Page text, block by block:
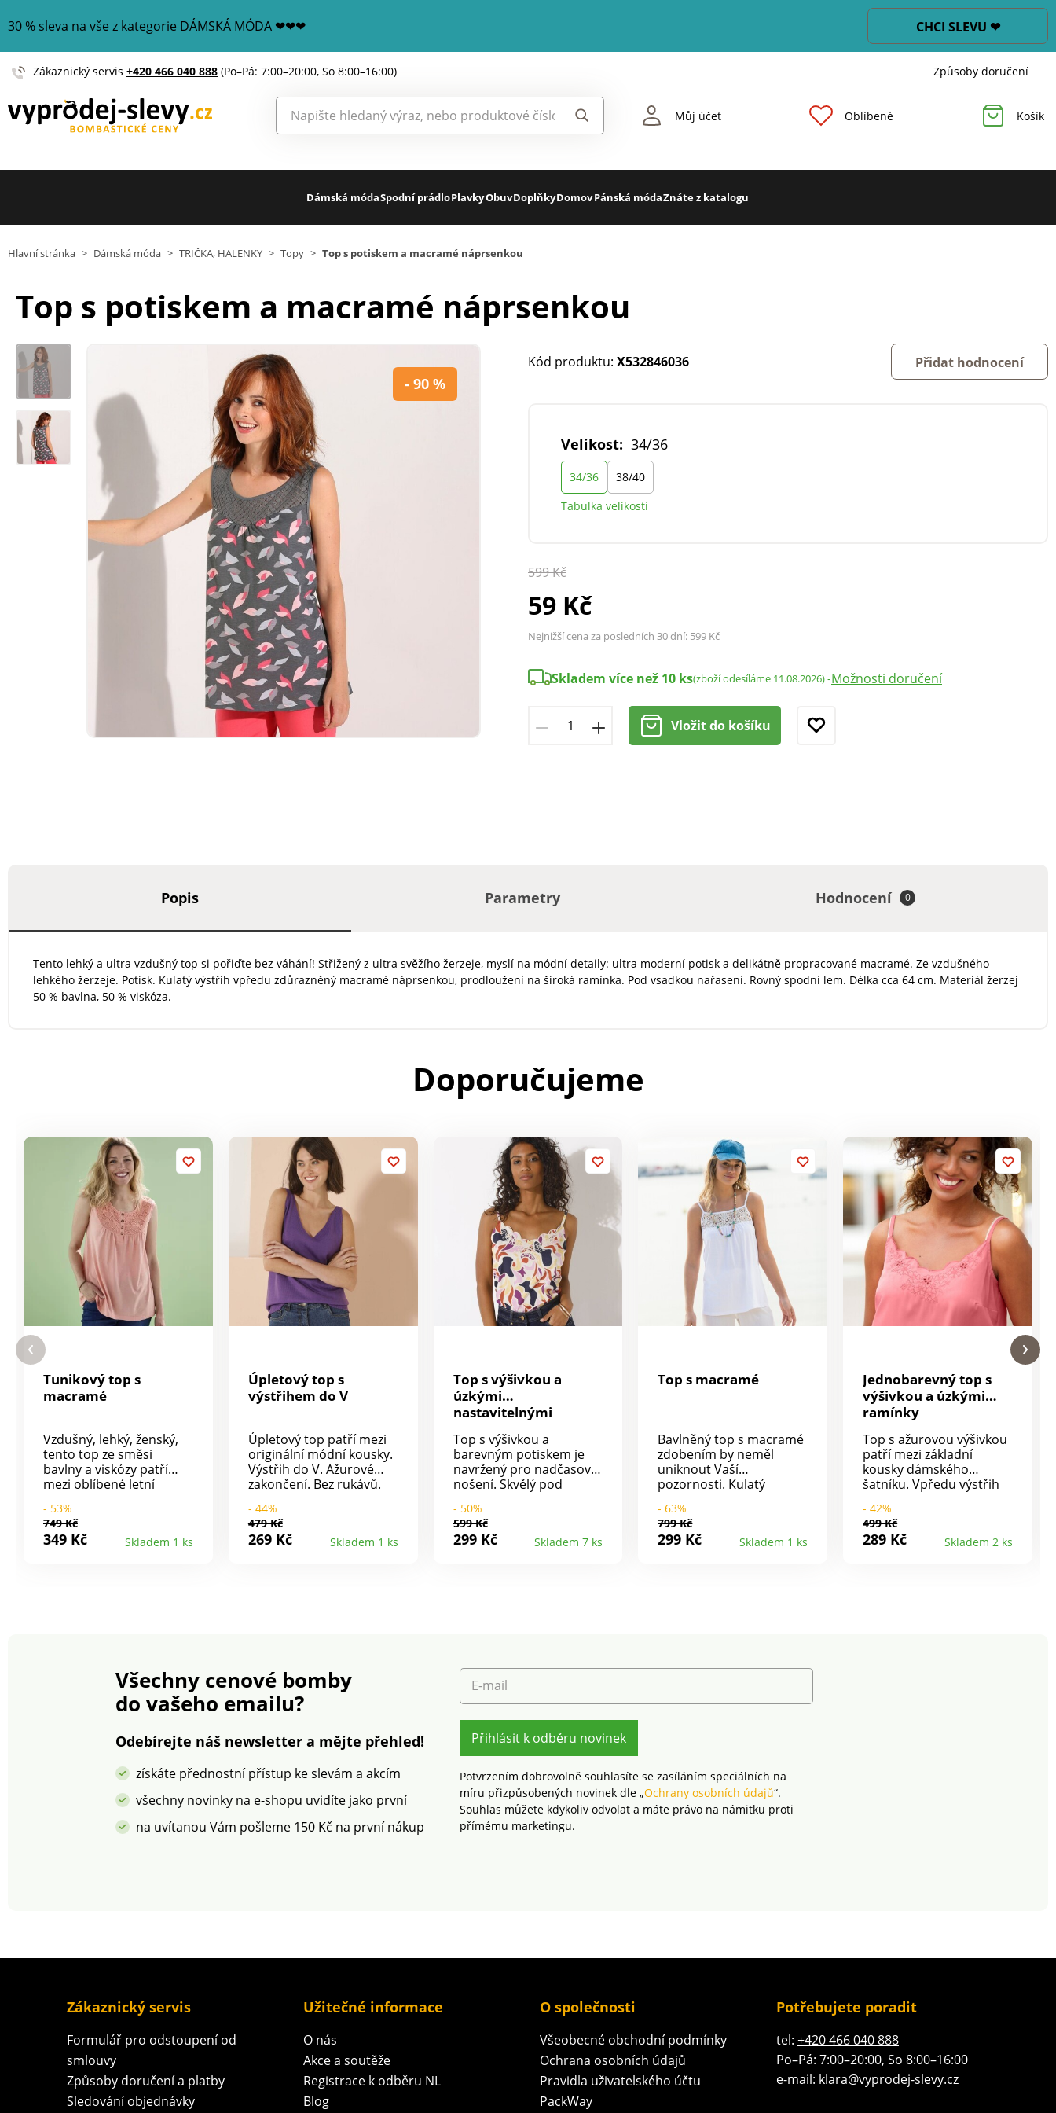
30 % sleva na vše z kategorie DÁMSKÁ MÓDA ❤❤❤ CHCI SLEVU ❤
Zákaznický servis +420 466 040 888 (Po–Pá: 7:00–20:00, So 8:00–16:00) Způsoby doručení
Můj účet Oblíbené Košík
Dámská módaSpodní prádloPlavkyObuvDoplňkyDomovPánská módaZnáte z katalogu
Hlavní stránka > Dámská móda > TRIČKA, HALENKY > Topy > Top s potiskem a macramé náprsenkou
Top s potiskem a macramé náprsenkou
- 90 %
Kód produktu: X532846036 Přidat hodnocení
Velikost: 34/36
34/36
38/40
Tabulka velikostí
599 Kč
59 Kč
Nejnižší cena za posledních 30 dní: 599 Kč
Skladem více než 10 ks(zboží odesíláme 11.08.2026)-Možnosti doručení
Vložit do košíku
Popis Parametry Hodnocení 0
Tento lehký a ultra vzdušný top si pořiďte bez váhání! Střižený z ultra svěžího žerzeje, myslí na módní detaily: ultra moderní potisk a delikátně propracované macramé. Ze vzdušného
lehkého žerzeje. Potisk. Kulatý výstřih vpředu zdůrazněný macramé náprsenkou, prodloužení na široká ramínka. Pod vsadkou nařasení. Rovný spodní lem. Délka cca 64 cm. Materiál žerzej
50 % bavlna, 50 % viskóza.
Doporučujeme
Tunikový top s
macramé
Vzdušný, lehký, ženský,
tento top ze směsi
bavlny a viskózy patří
mezi oblíbené letní
úpletu snadného na
údržbu. Kulatý výstřih s
knoflíčky ve vzhledu
- 53%
749 Kč
349 Kč Skladem 1 ks
Úpletový top s
výstřihem do V
Úpletový top patří mezi
originální módní kousky.
Výstřih do V. Ažurové
zakončení. Bez rukávů.
nošení. Lze prát v pračce.
- 44%
479 Kč
269 Kč Skladem 1 ks
Top s výšivkou a
úzkými
nastavitelnými
Top s výšivkou a
barevným potiskem je
navržený pro nadčasové
nošení. Skvělý pod
sukní i kalhotami, nikdy
mu neschází šarm.
Vpředu výstřih do V s
- 50%
599 Kč
299 Kč Skladem 7 ks
Top s macramé
Bavlněný top s macramé
zdobením by neměl
uniknout Vaší
pozornosti. Kulatý
macramé vsadkou. Pod
vsadkou nařasení. Úzká
nastavitelná ramínka.
- 63%
799 Kč
299 Kč Skladem 1 ks
Jednobarevný top s
výšivkou a úzkými
ramínky
Top s ažurovou výšivkou
patří mezi základní
kousky dámského
šatníku. Vpředu výstřih
tónu a vlnkovaným
zakončením. Vzadu
rovný výstřih. Úzká
- 42%
499 Kč
289 Kč Skladem 2 ks
Všechny cenové bomby
do vašeho emailu?
Odebírejte náš newsletter a mějte přehled!
získáte přednostní přístup ke slevám a akcím
všechny novinky na e-shopu uvidíte jako první
na uvítanou Vám pošleme 150 Kč na první nákup
E-mail
Přihlásit k odběru novinek
Potvrzením dobrovolně souhlasíte se zasíláním speciálních na
míru přizpůsobených novinek dle „Ochrany osobních údajů“.
Souhlas můžete kdykoliv odvolat a máte právo na námitku proti
přímému marketingu.
Zákaznický servis
Formulář pro odstoupení od
smlouvy
Způsoby doručení a platby
Sledování objednávky
Užitečné informace
O nás
Akce a soutěže
Registrace k odběru NL
Blog
O společnosti
Všeobecné obchodní podmínky
Ochrana osobních údajů
Pravidla uživatelského účtu
PackWay
Potřebujete poradit
tel: +420 466 040 888
Po–Pá: 7:00–20:00, So 8:00–16:00
e-mail: klara@vyprodej-slevy.cz